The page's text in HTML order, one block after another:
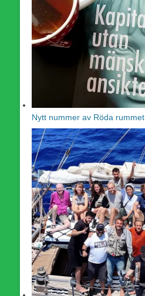
Nytt nummer av Röda rummet